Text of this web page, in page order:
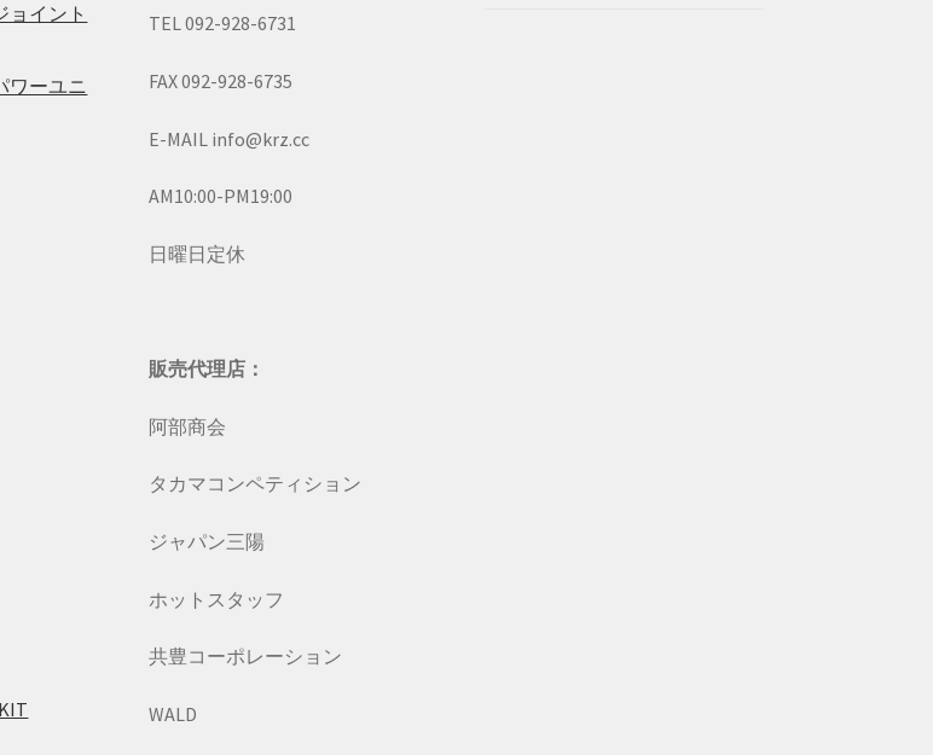
ョイント
ワーユニ
TEL 092-928-6731
FAX 092-928-6735
E-MAIL info@krz.cc
AM10:00-PM19:00
日曜日定休
販売代理店：
阿部商会
タカマコンペティション
ジャパン三陽
ホットスタッフ
共豊コーポレーション
WALD